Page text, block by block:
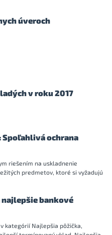
úveroch
v roku 2017
Spoľahlivá ochrana
riešením na uskladnenie
predmetov, ktoré si vyžadujú
najlepšie bankové
kategórií Najlepšia pôžička,